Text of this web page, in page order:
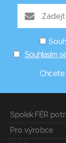
Souhlasím
Spolek FÉR
Pro výrobce